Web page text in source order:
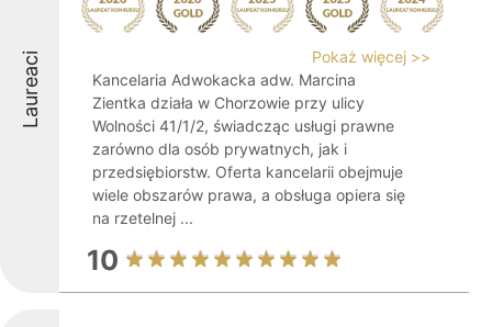
Laureaci
Pokaż więcej >>
Kancelaria Adwokacka adw. Marcina
Zientka działa w Chorzowie przy ulicy
Wolności 41/1/2, świadcząc usługi prawne
zarówno dla osób prywatnych, jak i
przedsiębiorstw. Oferta kancelarii obejmuje
wiele obszarów prawa, a obsługa opiera się
na rzetelnej ...
10